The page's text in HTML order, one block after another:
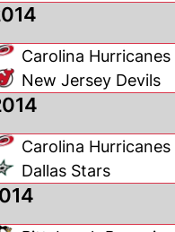
Carolina Hurricanes
New Jersey Devils
Carolina Hurricanes
Dallas Stars